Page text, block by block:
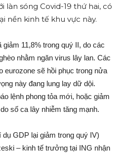
làn sóng Covid-19 thứ hai, có
nền kinh tế khu vực này.
11,8% trong quý II, do các
nhằm ngăn virus lây lan. Các
eurozone sẽ hồi phục trong nửa
này đang lung lay dữ dội.
lệnh phong tỏa mới, hoặc giảm
số ca lây nhiễm tăng mạnh.
GDP lại giảm trong quý IV)
– kinh tế trưởng tại ING nhận